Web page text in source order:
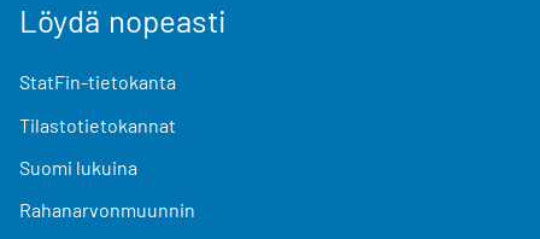
Löydä nopeasti
StatFin-tietokanta
Tilastotietokannat
Suomi lukuina
Rahanarvonmuunnin